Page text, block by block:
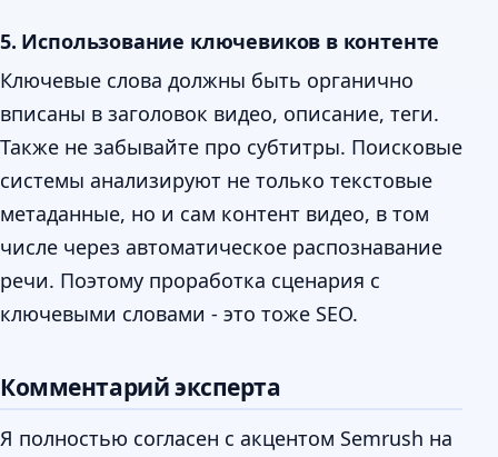
5. Использование ключевиков в контенте
Ключевые слова должны быть органично
вписаны в заголовок видео, описание, теги.
Также не забывайте про субтитры. Поисковые
системы анализируют не только текстовые
метаданные, но и сам контент видео, в том
числе через автоматическое распознавание
речи. Поэтому проработка сценария с
ключевыми словами - это тоже SEO.
Комментарий эксперта
Я полностью согласен с акцентом Semrush на